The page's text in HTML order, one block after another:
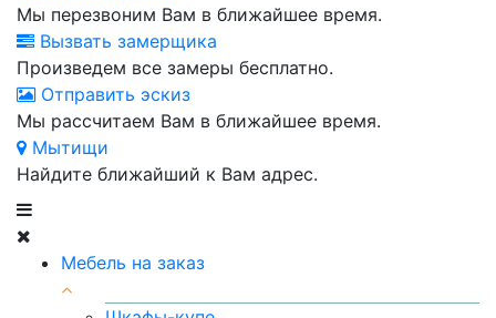
Мы перезвоним Вам в ближайшее время.
Вызвать замерщика
Произведем все замеры бесплатно.
Отправить эскиз
Мы рассчитаем Вам в ближайшее время.
Мытищи
Найдите ближайший к Вам адрес.
Мебель на заказ